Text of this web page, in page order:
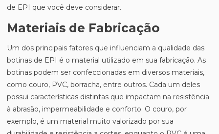
de EPI que você deve considerar.
Materiais de Fabricação
Um dos principais fatores que influenciam a qualidade das
botinas de EPI é o material utilizado em sua fabricação. As
botinas podem ser confeccionadas em diversos materiais,
como couro, PVC, borracha, entre outros. Cada um deles
possui características distintas que impactam na resistência
à abrasão, impermeabilidade e conforto. O couro, por
exemplo, é um material muito valorizado por sua